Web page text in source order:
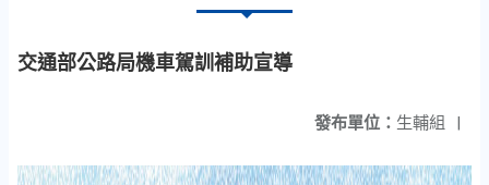
交通部公路局機車駕訓補助宣導
發布單位： 生輔組 |